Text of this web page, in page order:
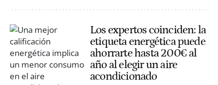
Los expertos coinciden: la
etiqueta energética puede
ahorrarte hasta 200€ al
año al elegir un aire
acondicionado